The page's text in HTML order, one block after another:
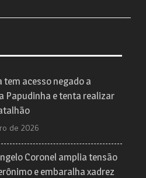
tem acesso negado a
Papudinha e tenta realizar
de 2026
Coronel amplia tensão
e embaralha xadrez